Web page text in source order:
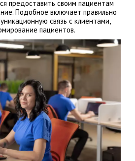
предоставить своим пациентам
Подобное включает правильно
связь с клиентами,
пациентов.